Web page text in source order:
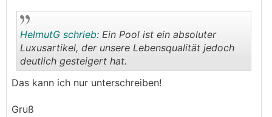
..
HelmutG schrieb: Ein Pool ist ein absoluter
Luxusartikel, der unsere Lebensqualität jedoch
deutlich gesteigert hat.
Das kann ich nur unterschreiben!
Gruß